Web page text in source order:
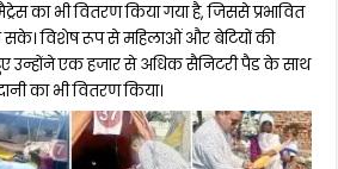
का भी वितरण किया गया है, जिससे प्रभावित
सके। विशेष रूप से महिलाओं और बेटियों की
उन्होंने एक हजार से अधिक सैनिटरी पैड के साथ
का भी वितरण किया।